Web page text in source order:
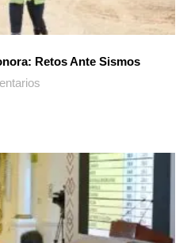
Retos Ante Sismos